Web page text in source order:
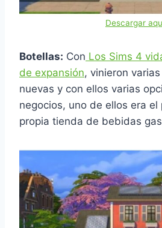
Descargar
Botellas: Con Los Sims 4
de expansión, vinieron
nuevas y con ellos varias
negocios, uno de ellos era
propia tienda de bebidas